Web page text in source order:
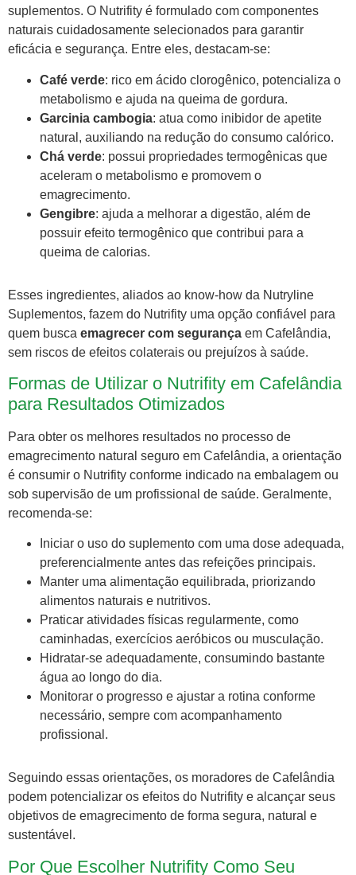
suplementos. O Nutrifity é formulado com componentes
naturais cuidadosamente selecionados para garantir
eficácia e segurança. Entre eles, destacam-se:
Café verde: rico em ácido clorogênico, potencializa o
metabolismo e ajuda na queima de gordura.
Garcinia cambogia: atua como inibidor de apetite
natural, auxiliando na redução do consumo calórico.
Chá verde: possui propriedades termogênicas que
aceleram o metabolismo e promovem o
emagrecimento.
Gengibre: ajuda a melhorar a digestão, além de
possuir efeito termogênico que contribui para a
queima de calorias.
Esses ingredientes, aliados ao know-how da Nutryline
Suplementos, fazem do Nutrifity uma opção confiável para
quem busca emagrecer com segurança em Cafelândia,
sem riscos de efeitos colaterais ou prejuízos à saúde.
Formas de Utilizar o Nutrifity em Cafelândia
para Resultados Otimizados
Para obter os melhores resultados no processo de
emagrecimento natural seguro em Cafelândia, a orientação
é consumir o Nutrifity conforme indicado na embalagem ou
sob supervisão de um profissional de saúde. Geralmente,
recomenda-se:
Iniciar o uso do suplemento com uma dose adequada,
preferencialmente antes das refeições principais.
Manter uma alimentação equilibrada, priorizando
alimentos naturais e nutritivos.
Praticar atividades físicas regularmente, como
caminhadas, exercícios aeróbicos ou musculação.
Hidratar-se adequadamente, consumindo bastante
água ao longo do dia.
Monitorar o progresso e ajustar a rotina conforme
necessário, sempre com acompanhamento
profissional.
Seguindo essas orientações, os moradores de Cafelândia
podem potencializar os efeitos do Nutrifity e alcançar seus
objetivos de emagrecimento de forma segura, natural e
sustentável.
Por Que Escolher Nutrifity Como Seu